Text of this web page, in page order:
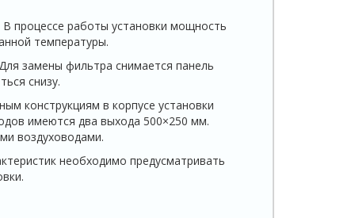
процессе работы установки мощность
температуры.
замены фильтра снимается панель
снизу.
конструкциям в корпусе установки
имеются два выхода 500×250 мм.
воздуховодами.
необходимо предусматривать